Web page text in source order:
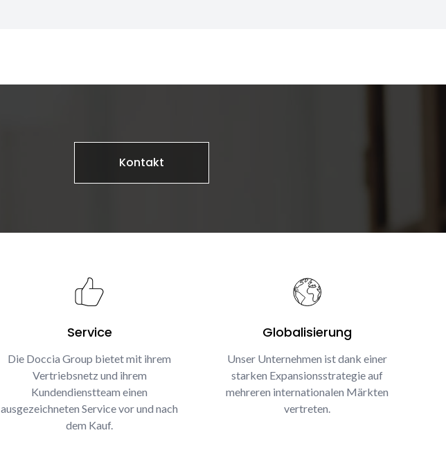
Kontakt
Service
Die Doccia Group bietet mit ihrem
Vertriebsnetz und ihrem
Kundendienstteam einen
ausgezeichneten Service vor und nach
dem Kauf.
Globalisierung
Unser Unternehmen ist dank einer
starken Expansionsstrategie auf
mehreren internationalen Märkten
vertreten.